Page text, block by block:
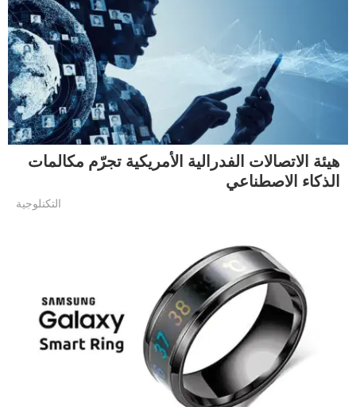
هيئة الاتصالات الفدرالية الأمريكية تجرّم مكالمات
الذكاء الاصطناعي
التكنلوجية